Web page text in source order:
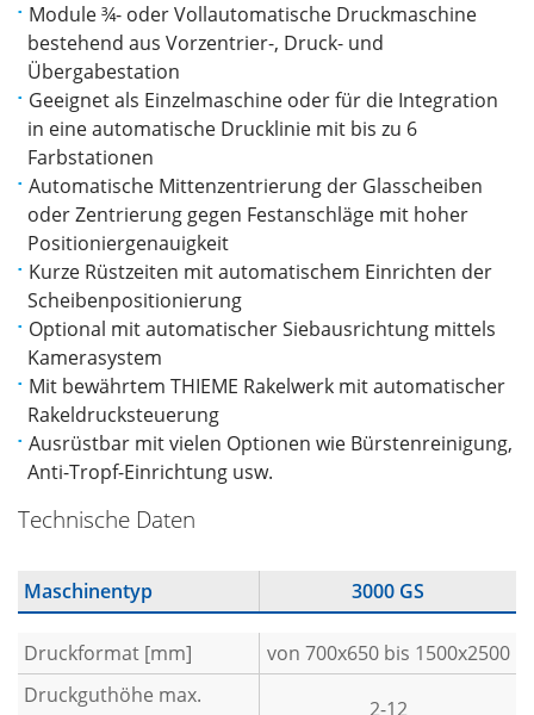
Module ¾- oder Vollautomatische Druckmaschine
bestehend aus Vorzentrier-, Druck- und
Übergabestation
Geeignet als Einzelmaschine oder für die Integration
in eine automatische Drucklinie mit bis zu 6
Farbstationen
Automatische Mittenzentrierung der Glasscheiben
oder Zentrierung gegen Festanschläge mit hoher
Positioniergenauigkeit
Kurze Rüstzeiten mit automatischem Einrichten der
Scheibenpositionierung
Optional mit automatischer Siebausrichtung mittels
Kamerasystem
Mit bewährtem THIEME Rakelwerk mit automatischer
Rakeldrucksteuerung
Ausrüstbar mit vielen Optionen wie Bürstenreinigung,
Anti-Tropf-Einrichtung usw.
Technische Daten
Maschinentyp 3000 GS
Druckformat [mm]
von 700x650 bis 1500x2500
Druckguthöhe max.
2-12